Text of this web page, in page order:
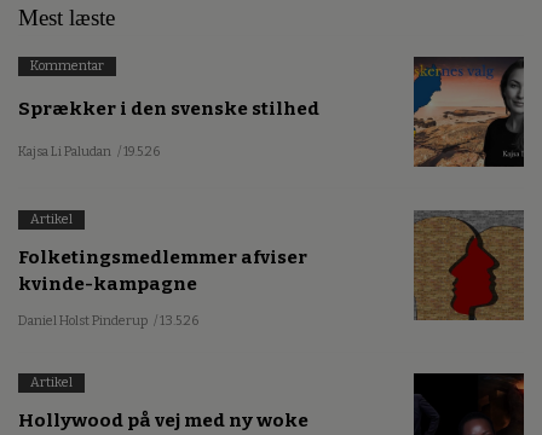
Mest læste
Kommentar
Sprækker i den svenske stilhed
Kajsa Li Paludan / 19.5.26
Artikel
Folketingsmedlemmer afviser
kvinde-kampagne
Daniel Holst Pinderup / 13.5.26
Artikel
Hollywood på vej med ny woke